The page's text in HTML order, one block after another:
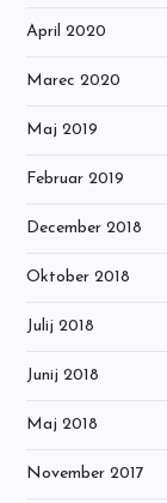
April 2020
Marec 2020
Maj 2019
Februar 2019
December 2018
Oktober 2018
Julij 2018
Junij 2018
Maj 2018
November 2017